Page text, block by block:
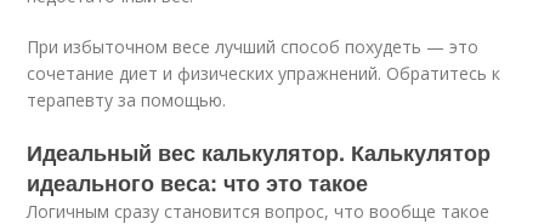
При избыточном весе лучший способ похудеть — это
сочетание диет и физических упражнений. Обратитесь к
терапевту за помощью.
Идеальный вес калькулятор. Калькулятор
идеального веса: что это такое
Логичным сразу становится вопрос, что вообще такое